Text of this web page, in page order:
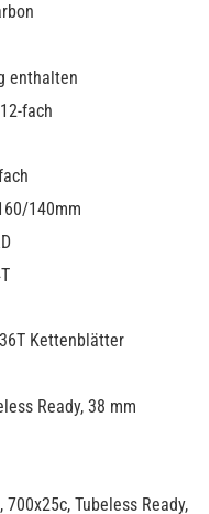
enthalten
fach
140mm
Kettenblätter
Ready, 38 mm
700x25c, Tubeless Ready,